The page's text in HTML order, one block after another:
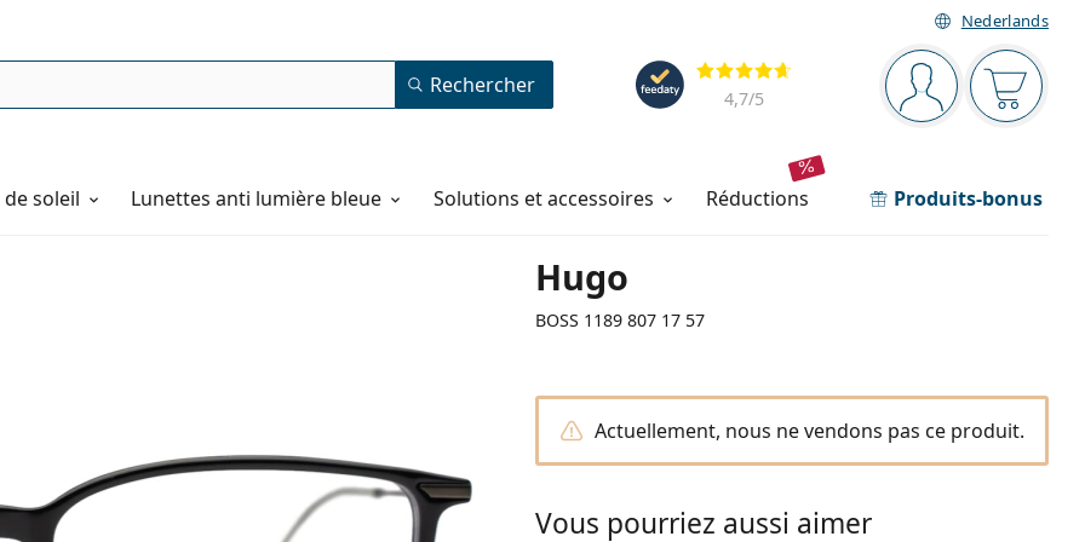
Nederlands
Barre de navigation
Vous êtesVotre
Évaluation
4,7/5
Rechercher
soleil Lunettes anti lumière bleue Solutions et accessoires réductions Produits-bonus
Hugo
BOSS 1189 807 17 57
Actuellement, nous ne vendons pas ce produit.
Vous pourriez aussi aimer